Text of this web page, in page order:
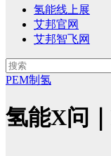
氢能线上展
艾邦官网
艾邦智飞网
PEM制氢
氢能X问